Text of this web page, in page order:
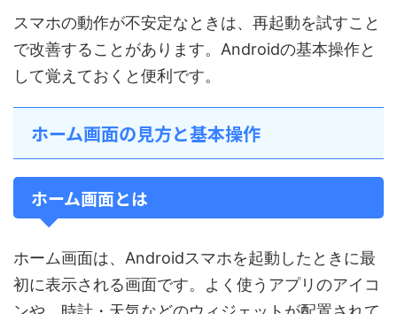
スマホの動作が不安定なときは、再起動を試すこと
で改善することがあります。Androidの基本操作と
して覚えておくと便利です。
ホーム画面の見方と基本操作
ホーム画面とは
ホーム画面は、Androidスマホを起動したときに最
初に表示される画面です。よく使うアプリのアイコ